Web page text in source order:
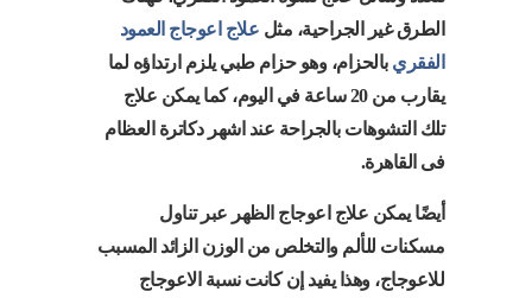
الطرق غير الجراحية، مثل علاج اعوجاج العمود
الفقري بالحزام، وهو حزام طبي يلزم ارتداؤه لما
يقارب من 20 ساعة في اليوم، كما يمكن علاج
تلك التشوهات بالجراحة عند اشهر دكاترة العظام
فى القاهرة.
أيضًا يمكن علاج اعوجاج الظهر عبر تناول
مسكنات للألم والتخلص من الوزن الزائد المسبب
للاعوجاج، وهذا يفيد إن كانت نسبة الاعوجاج